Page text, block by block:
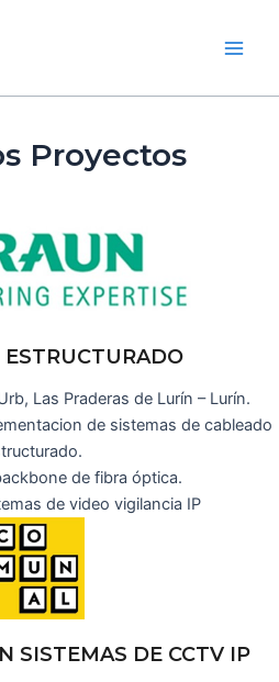
Proyectos
Las Praderas de Lurín – Lurín.
de sistemas de cableado
de fibra óptica.
de video vigilancia IP
SISTEMAS DE CCTV IP